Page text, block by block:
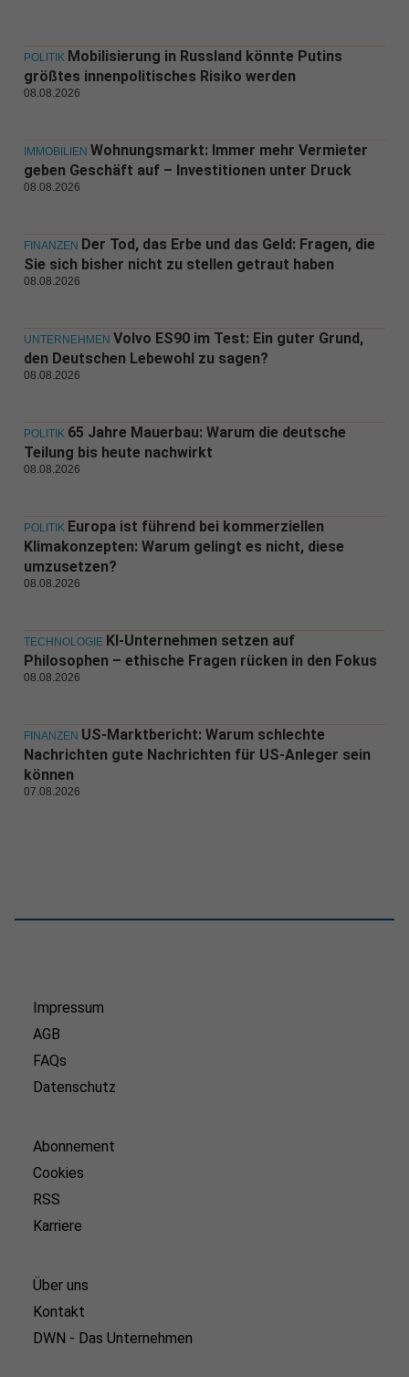
POLITIK Mobilisierung in Russland könnte Putins
größtes innenpolitisches Risiko werden
08.08.2026
IMMOBILIEN Wohnungsmarkt: Immer mehr Vermieter
geben Geschäft auf – Investitionen unter Druck
08.08.2026
FINANZEN Der Tod, das Erbe und das Geld: Fragen, die
Sie sich bisher nicht zu stellen getraut haben
08.08.2026
UNTERNEHMEN Volvo ES90 im Test: Ein guter Grund,
den Deutschen Lebewohl zu sagen?
08.08.2026
POLITIK 65 Jahre Mauerbau: Warum die deutsche
Teilung bis heute nachwirkt
08.08.2026
POLITIK Europa ist führend bei kommerziellen
Klimakonzepten: Warum gelingt es nicht, diese
umzusetzen?
08.08.2026
TECHNOLOGIE KI-Unternehmen setzen auf
Philosophen – ethische Fragen rücken in den Fokus
08.08.2026
FINANZEN US-Marktbericht: Warum schlechte
Nachrichten gute Nachrichten für US-Anleger sein
können
07.08.2026
Impressum
AGB
FAQs
Datenschutz
Abonnement
Cookies
RSS
Karriere
Über uns
Kontakt
DWN - Das Unternehmen